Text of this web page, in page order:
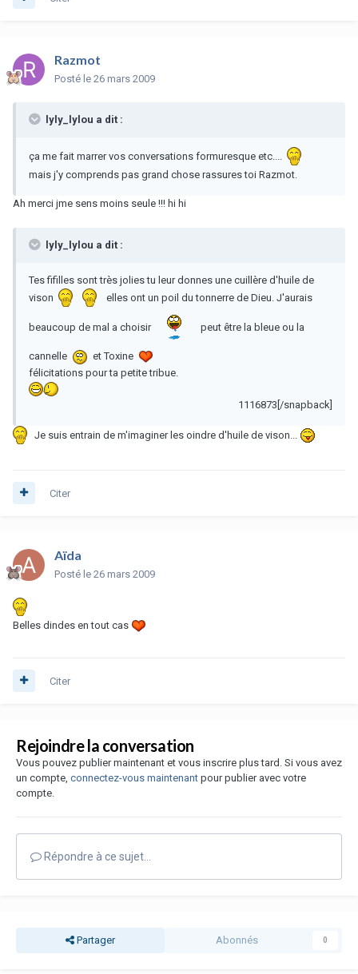
Razmot
Posté le 26 mars 2009
lyly_lylou a dit :
ça me fait marrer vos conversations formuresque etc....
mais j'y comprends pas grand chose rassures toi Razmot.
Ah merci jme sens moins seule !!! hi hi
lyly_lylou a dit :
Tes fifilles sont très jolies tu leur donnes une cuillère d'huile de
vison
elles ont un poil du tonnerre de Dieu. J'aurais
beaucoup de mal a choisir peut être la bleue ou la
cannelle
et Toxine
félicitations pour ta petite tribue.
1116873[/snapback]
Je suis entrain de m'imaginer les oindre d'huile de vison...
Citer
Aïda
Posté le 26 mars 2009
Belles dindes en tout cas
Citer
Rejoindre la conversation
Vous pouvez publier maintenant et vous inscrire plus tard. Si vous avez
un compte, connectez-vous maintenant pour publier avec votre
compte.
Répondre à ce sujet…
Partager Abonnés 0